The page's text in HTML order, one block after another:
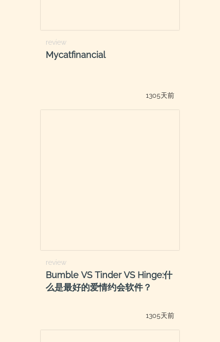
review
Mycatfinancial
1305天前
review
Bumble VS Tinder VS Hinge:什
么是最好的爱情约会软件？
1305天前